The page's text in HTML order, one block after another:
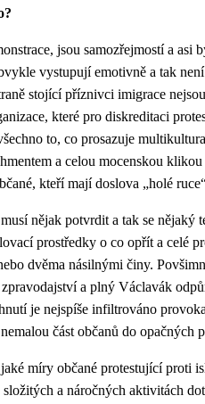
jsou samozřejmostí a asi
vystupují emotivně a tak
stojící příznivci imigrace
které pro diskreditaci
to, co prosazuje
a celou mocenskou
kteří mají doslova „holé
nějak potvrdit a tak se nějaký
prostředky o co opřít a celé
dvěma násilnými činy.
a plný Václavák
je nejspíše infiltrováno
část občanů do opačných
míry občané protestující proti
a náročných aktivitách